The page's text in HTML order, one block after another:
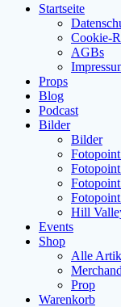
Startseite
Cookie-
AGBs
Props
Blog
Podcast
Bilder
Bilder
Hill
Events
Shop
Alle
Prop
Warenkorb